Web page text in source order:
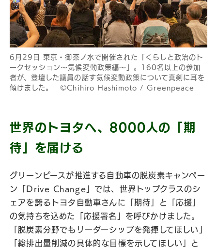
6月29日 東京・御茶ノ水で開催された「くらしと政治のト
ークセッション〜気候変動政策編〜」。160名以上の参加
者が、登壇した議員の話す気候変動政策について真剣に耳を
傾けました。 ©Chihiro Hashimoto / Greenpeace
世界のトヨタへ、8000人の「期
待」を届ける
グリーンピースが推進する自動車の脱炭素キャンペー
ン「Drive Change」では、世界トップクラスのシ
ェアを誇るトヨタ自動車さんに「期待」と「応援」
の気持ちを込めた「応援署名」を呼びかけました。
「脱炭素分野でもリーダーシップを発揮してほしい」
「総排出量削減の具体的な目標を示してほしい」と